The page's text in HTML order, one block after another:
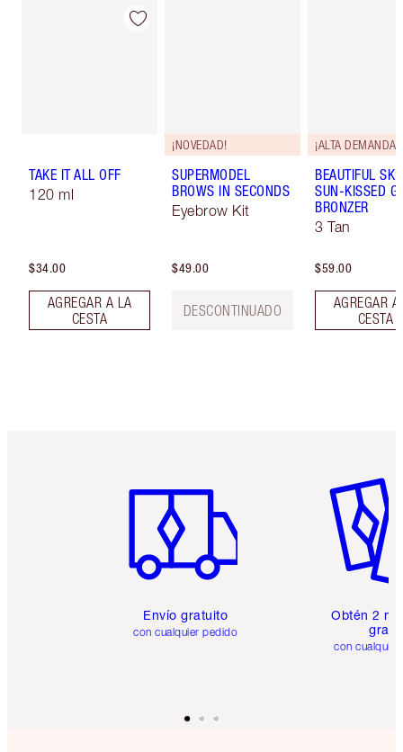
TAKE IT ALL OFF
120 ml
$34.00
AGREGAR A LA
CESTA
¡NOVEDAD!
SUPERMODEL
BROWS IN SECONDS
Eyebrow Kit
$49.00
DESCONTINUADO
¡ALTA DEMANDA!
BEAUTIFUL
SUN-KISSED
BRONZER
3 Tan
$59.00
AGREGAR
CESTA
Envío gratuito
con cualquier pedido
Obtén 2
gratis
con